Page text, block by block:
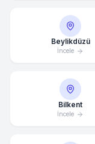
Beylikdüzü
İncele
Bilkent
İncele